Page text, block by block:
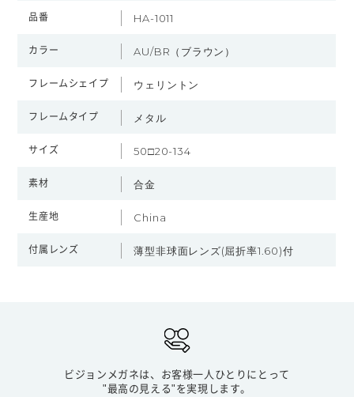
品番 HA-1011
カラー AU/BR（ブラウン）
フレームシェイプ ウェリントン
フレームタイプ メタル
サイズ 50□20-134
素材 合金
生産地 China
付属レンズ 薄型非球面レンズ(屈折率1.60)付
ビジョンメガネは、お客様一人ひとりにとって
"最高の見える"を実現します。